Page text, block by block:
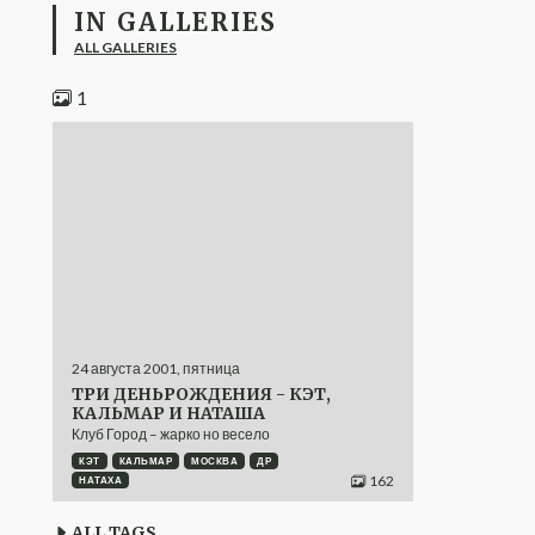
IN GALLERIES
ALL GALLERIES
1
24августа2001, пятница
ТРИ ДЕНЬРОЖДЕНИЯ - КЭТ,
КАЛЬМАР И НАТАША
Клуб Город – жарко но весело
КЭТ КАЛЬМАР МОСКВА
ДР
НАТАХА
162